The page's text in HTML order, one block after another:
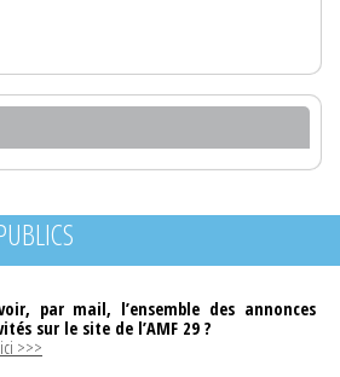
par mail, l’ensemble des annonces
sur le site de l’AMF 29 ?
>>>